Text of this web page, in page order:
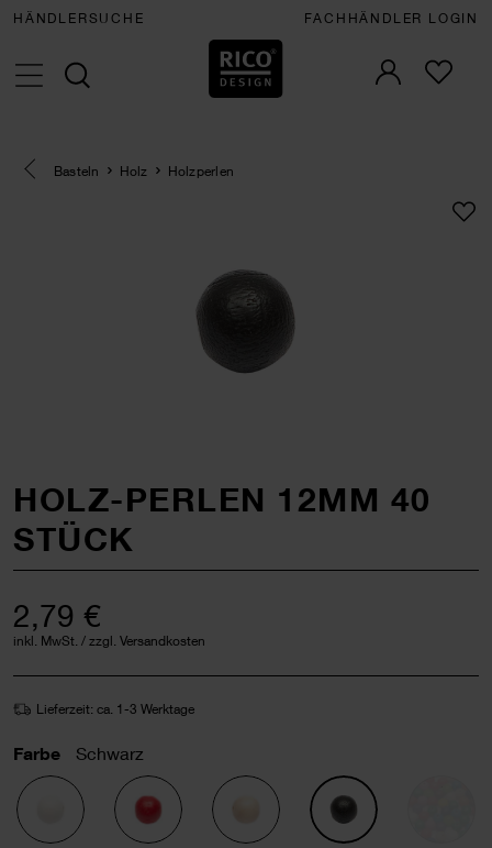
HÄNDLERSUCHE FACHHÄNDLER LOGIN
Eine Kategorie zurück navigieren
Basteln Holz Holzperlen
HOLZ-PERLEN 12MM 40
STÜCK
2,79 €
inkl. MwSt. / zzgl. Versandkosten
Lieferzeit: ca. 1-3 Werktage
Farbe Schwarz